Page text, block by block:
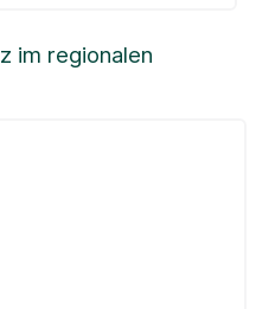
im regionalen